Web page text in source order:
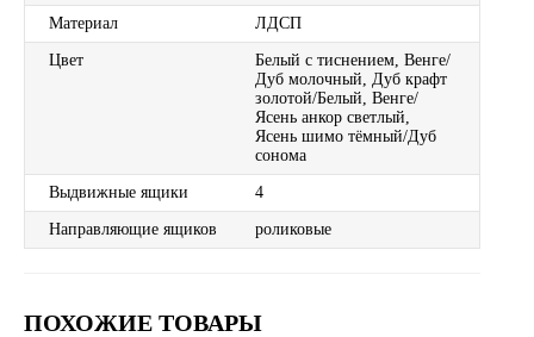
Материал ЛДСП
Цвет
Белый с тиснением, Венге/
Дуб молочный, Дуб крафт
золотой/Белый, Венге/
Ясень анкор светлый,
Ясень шимо тёмный/Дуб
сонома
Выдвижные ящики 4
Направляющие ящиков роликовые
ПОХОЖИЕ ТОВАРЫ